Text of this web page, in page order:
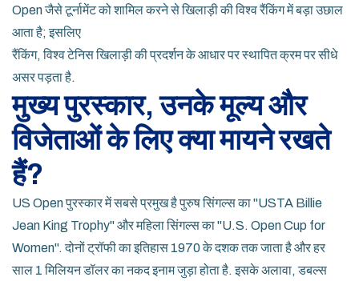
Open जैसे टूर्नामेंट को शामिल करने से खिलाड़ी की विश्व रैंकिंग में बड़ा उछाल
आता है; इसलिए
रैंकिंग,विश्व टेनिस खिलाड़ी की प्रदर्शन के आधार पर स्थापित क्रमपर सीधे
असर पड़ता है.
मुख्य पुरस्कार, उनके मूल्य और
विजेताओं के लिए क्या मायने रखते
हैं?
US Open पुरस्कार में सबसे प्रमुख है पुरुष सिंगल्स का "USTA Billie
Jean King Trophy" और महिला सिंगल्स का "U.S. Open Cup for
Women". दोनों ट्रॉफी का इतिहास 1970 के दशक तक जाता है और हर
साल 1 मिलियन डॉलर का नकद इनाम जुड़ा होता है. इसके अलावा, डबल्स